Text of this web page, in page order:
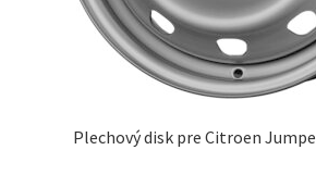
Plechový disk pre Citroen